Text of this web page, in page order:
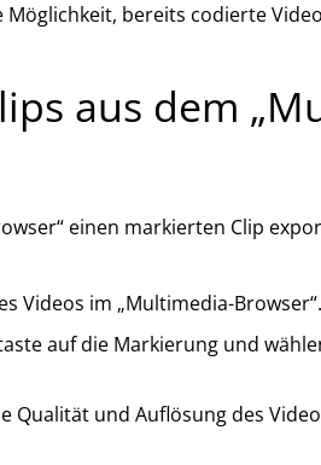
bereits codierte
aus dem
einen markierten Clip
Videos im „Multimedia-Browser“.
auf die Markierung und
Qualität und Auflösung des